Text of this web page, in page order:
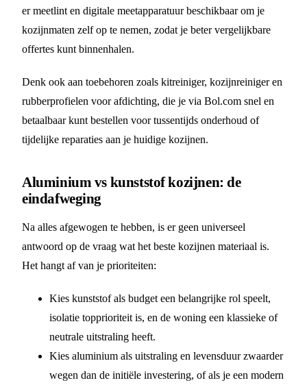
er meetlint en digitale meetapparatuur beschikbaar om je
kozijnmaten zelf op te nemen, zodat je beter vergelijkbare
offertes kunt binnenhalen.
Denk ook aan toebehoren zoals kitreiniger, kozijnreiniger en
rubberprofielen voor afdichting, die je via Bol.com snel en
betaalbaar kunt bestellen voor tussentijds onderhoud of
tijdelijke reparaties aan je huidige kozijnen.
Aluminium vs kunststof kozijnen: de
eindafweging
Na alles afgewogen te hebben, is er geen universeel
antwoord op de vraag wat het beste kozijnen materiaal is.
Het hangt af van je prioriteiten:
Kies kunststof als budget een belangrijke rol speelt,
isolatie topprioriteit is, en de woning een klassieke of
neutrale uitstraling heeft.
Kies aluminium als uitstraling en levensduur zwaarder
wegen dan de initiële investering, of als je een modern